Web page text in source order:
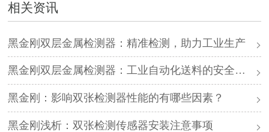
相关资讯
黑金刚双层金属检测器：精准检测，助力工业生产
黑金刚双层金属检测器：工业自动化送料的安全卫士
黑金刚：影响双张检测器性能的有哪些因素？
黑金刚浅析：双张检测传感器安装注意事项